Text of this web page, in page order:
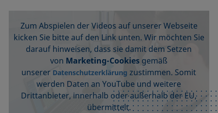
Zum Abspielen der Videos auf unserer Webseite
kicken Sie bitte auf den Link unten. Wir möchten Sie
darauf hinweisen, dass sie damit dem Setzen
von Marketing-Cookies gemäß
unserer Datenschutzerklärung zustimmen. Somit
werden Daten an YouTube und weitere
Drittanbieter, innerhalb oder außerhalb der EU,
übermittelt.